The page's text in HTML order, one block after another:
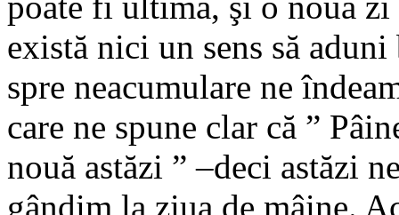
există nici un sens să
spre neacumulare ne
care ne spune clar că ”
nouă astăzi ” –deci astăzi
gândim la ziua de mâine.